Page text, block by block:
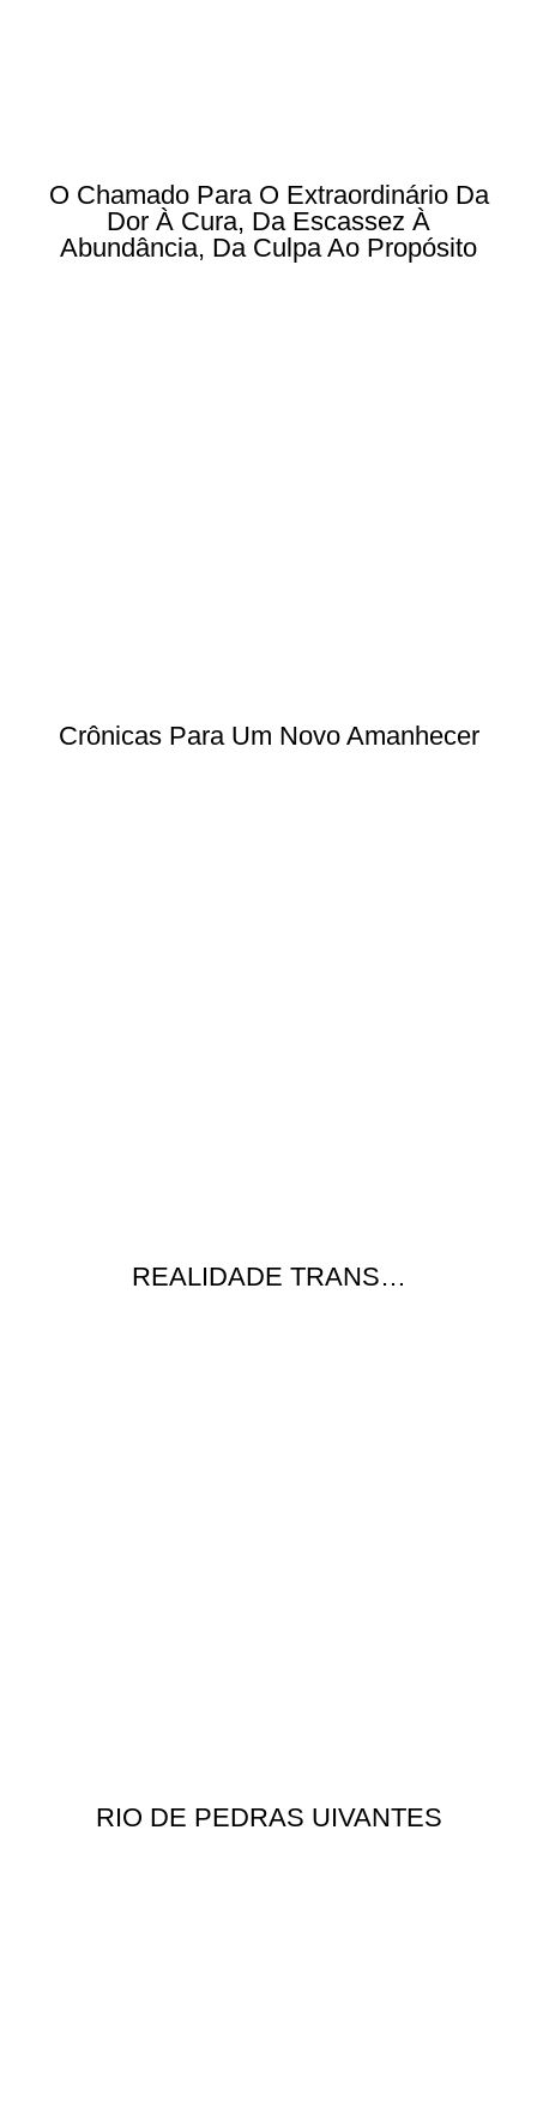
O Chamado Para O Extraordinário Da
Dor À Cura, Da Escassez À
Abundância, Da Culpa Ao Propósito
Crônicas Para Um Novo Amanhecer
REALIDADE TRANS…
RIO DE PEDRAS UIVANTES